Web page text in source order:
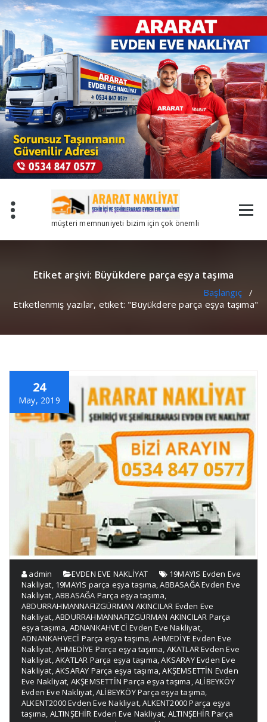
İçeriğe
geç
müşteri memnuniyeti bizim için çok önemli
Etiket arşivi: Büyükdere parça eşya taşıma
Başlangıç/
Etiketlenmiş yazılar, etiket: "Büyükdere parça eşya taşıma"
24
May, 2019
admin EVDEN EVE NAKLİYAT
19MAYIS Evden Eve
Nakliyat, 19MAYIS parça eşya taşıma,ABBASAĞA Evden Eve
Nakliyat,ABBASAĞA Parça eşya taşıma,
ABDURRAHMANNAFIZGÜRMAN AKINCILAR Evden Eve
Nakliyat,ABDURRAHMANNAFIZGÜRMAN AKINCILAR Parça
eşya taşıma, ADNANKAHVECİ Evden Eve Nakliyat,
ADNANKAHVECİ Parça eşya taşıma,AHMEDİYE Evden Eve
Nakliyat,AHMEDİYE Parça eşya taşıma, AKATLAR Evden Eve
Nakliyat,AKATLAR Parça eşya taşıma,AKSARAY Evden Eve
Nakliyat,AKSARAY Parça eşya taşıma,AKŞEMSETTİN Evden
Eve Nakliyat, AKŞEMSETTİN Parça eşya taşıma,ALİBEYKÖY
Evden Eve Nakliyat,ALİBEYKÖY Parça eşya taşıma,
ALKENT2000 Evden Eve Nakliyat,ALKENT2000 Parça eşya
taşıma, ALTINŞEHİR Evden Eve Nakliyat, ALTINŞEHİR Parça